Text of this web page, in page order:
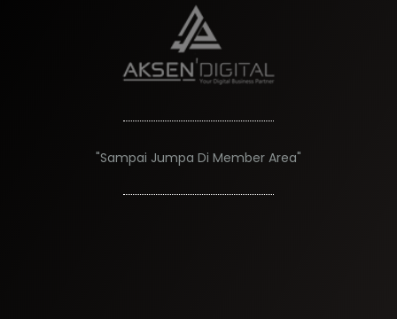
"Sampai Jumpa Di Member Area"